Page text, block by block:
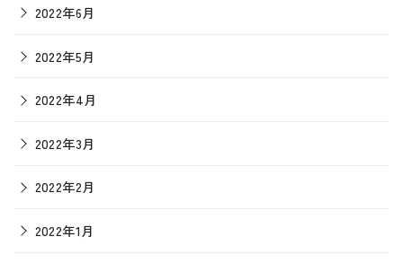
2022年6月
2022年5月
2022年4月
2022年3月
2022年2月
2022年1月